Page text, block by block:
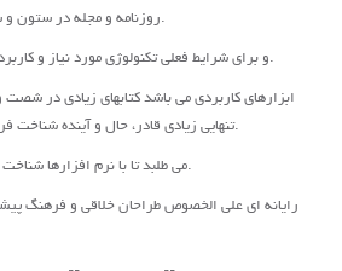
روزنامه و مجله در ستون و سطرآنچنان که لازم است.
و برای شرایط فعلی تکنولوژی مورد نیاز و کاربردهای متنوع با هدف بهبود.
ابزارهای کاربردی می باشد کتابهای زیادی در
تنهایی زیادی قادر، حال و آینده شناخت فراوان جامعه و متخصصان.
می طلبد تا با نرم افزارها شناخت بیشتری را برای طراحان.
رایانه ای علی الخصوص طراحان خلاقی و فرهنگ